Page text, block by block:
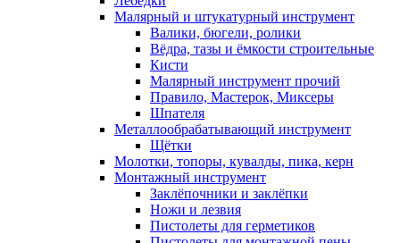
Малярный и штукатурный инструмент
Валики, бюгели, ролики
Вёдра, тазы и ёмкости строительные
Кисти
Малярный инструмент прочий
Правило, Мастерок, Миксеры
Шпателя
Металлообрабатывающий инструмент
Щётки
Молотки, топоры, кувалды, пика, керн
Монтажный инструмент
Заклёпочники и заклёпки
Ножи и лезвия
Пистолеты для герметиков